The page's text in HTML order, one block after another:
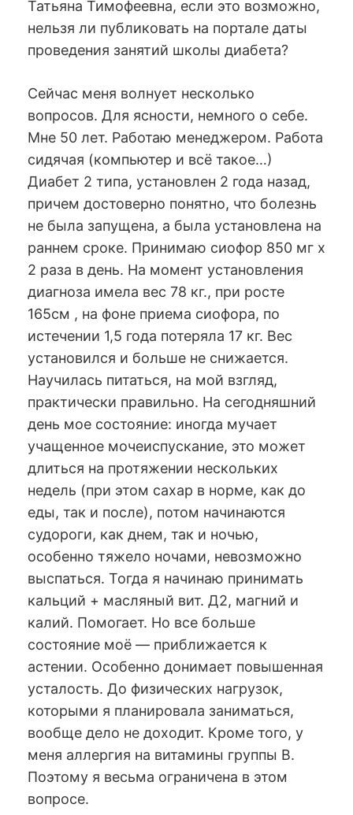
Татьяна Тимофеевна, если это возможно,
нельзя ли публиковать на портале даты
проведения занятий школы диабета?
Сейчас меня волнует несколько
вопросов. Для ясности, немного о себе.
Мне 50 лет. Работаю менеджером. Работа
сидячая (компьютер и всё такое…)
Диабет 2 типа, установлен 2 года назад,
причем достоверно понятно, что болезнь
не была запущена, а была установлена на
раннем сроке. Принимаю сиофор 850 мг х
2 раза в день. На момент установления
диагноза имела вес 78 кг., при росте
165см , на фоне приема сиофора, по
истечении 1,5 года потеряла 17 кг. Вес
установился и больше не снижается.
Научилась питаться, на мой взгляд,
практически правильно. На сегодняшний
день мое состояние: иногда мучает
учащенное мочеиспускание, это может
длиться на протяжении нескольких
недель (при этом сахар в норме, как до
еды, так и после), потом начинаются
судороги, как днем, так и ночью,
особенно тяжело ночами, невозможно
выспаться. Тогда я начинаю принимать
кальций + масляный вит. Д2, магний и
калий. Помогает. Но все больше
состояние моё — приближается к
астении. Особенно донимает повышенная
усталость. До физических нагрузок,
которыми я планировала заниматься,
вообще дело не доходит. Кроме того, у
меня аллергия на витамины группы В.
Поэтому я весьма ограничена в этом
вопросе.